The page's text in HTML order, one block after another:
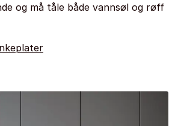
og må tåle både vannsøl og røff